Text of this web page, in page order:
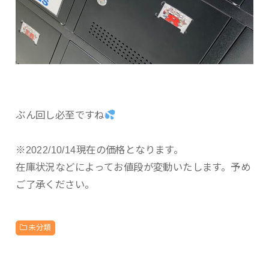
ぶん回し必至ですね
※2022/10/14現在の価格となります。
在庫状況などによってお値段が変動いたします。予め
ご了承ください。
未分類